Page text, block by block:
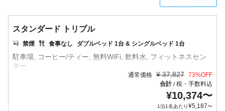
スタンダード トリプル
禁煙 食事なし ダブルベッド 1台 & シングルベッド 1台
駐車場, コーヒー/ティー, 無料WiFi, 飲料水, フィットネスセン
通常価格 ¥ 37,827 73%OFF
合計/税・手数料込
¥10,374〜
1泊1名あたり¥5,187〜